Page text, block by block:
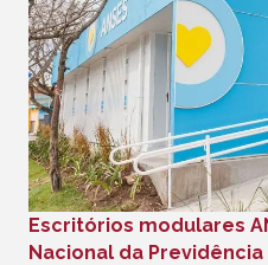
Escritórios modulares
Nacional da Previdência